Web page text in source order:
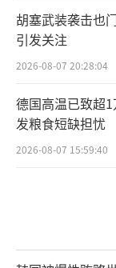
未来几
大型零售商
美贸易格局
响。沃尔玛
关乎公司本
远影响。（责任
胡塞武装袭击也
引发关注
2026-08-07 20:28:04
德国高温已致超
发粮食短缺担忧
2026-08-07 15:59:40